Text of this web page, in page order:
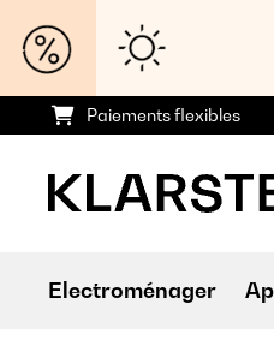
Paiements flexibles
Electroménager